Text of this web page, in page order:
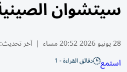
سيتشوان
28 يونيو 2026 20:52 مساء | آخر تحديث:
استمع دقائق القراءة - 1